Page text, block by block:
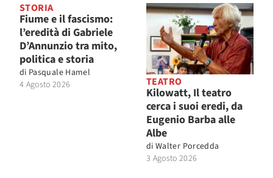
STORIA
Fiume e il fascismo:
l’eredità di Gabriele
D’Annunzio tra mito,
politica e storia
di Pasquale Hamel
4 Agosto 2026
TEATRO
Kilowatt, Il teatro
cerca i suoi eredi, da
Eugenio Barba alle
Albe
di Walter Porcedda
3 Agosto 2026